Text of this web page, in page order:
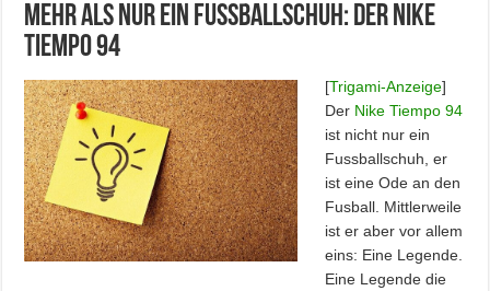
Mehr als nur ein Fussballschuh: Der Nike
Tiempo 94
[Trigami-Anzeige]
Der Nike Tiempo 94
ist nicht nur ein
Fussballschuh, er
ist eine Ode an den
Fusball. Mittlerweile
ist er aber vor allem
eins: Eine Legende.
Eine Legende die